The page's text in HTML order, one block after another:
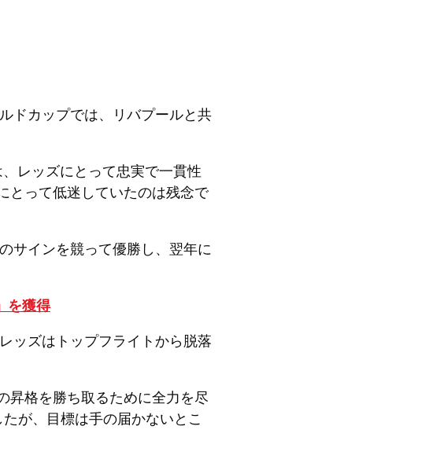
ドカップでは、リバプールと共
レッズにとって忠実で一貫性
とって低迷していたのは残念で
サインを競って優勝し、翌年に
を獲得
ッズはトップフライトから脱落
昇格を勝ち取るために全力を尽
が、目標は手の届かないとこ